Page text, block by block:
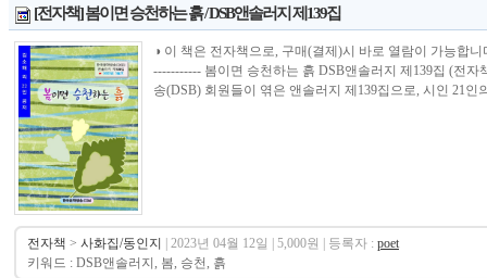
[전자책] 봄이면 승천하는 흙 / DSB앤솔러지 제139집
◑ 이 책은 전자책으로, 구매(결제)시 바로 열람이 가능합
----------- 봄이면 승천하는 흙 DSB앤솔러지 제139집 (전
송(DSB) 회원들이 엮은 앤솔러지 제139집으로, 시인 21인
전자책 > 사화집/동인지 | 2023년 04월 12일 | 5,000원 | 등록자 : poet
키워드 : DSB앤솔러지, 봄, 승천, 흙